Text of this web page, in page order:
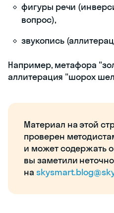
фигуры речи
вопрос),
звукопись
Например, метафора
аллитерация "шорох
Материал на этой
проверен
и может содержать
вы заметили
на